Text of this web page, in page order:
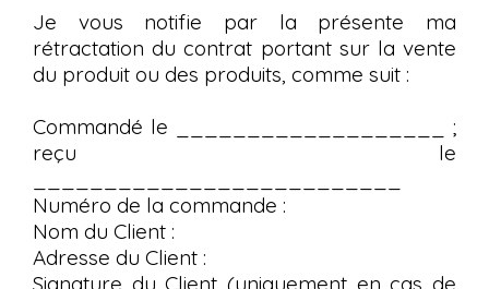
Je vous notifie par la présente ma
rétractation du contrat portant sur la vente
du produit ou des produits, comme suit :
Commandé le ___________________ ;
reçu le
Numéro de la commande :
Nom du Client :
Adresse du Client :
Signature du Client (uniquement en cas de